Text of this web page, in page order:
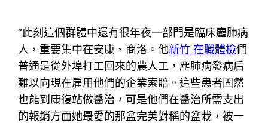
“此刻這個群體中還有很年夜一部門是臨床塵肺病
人，重要集中在安康、商洛。他新竹 在職體檢們
普通是從外埠打工回來的農人工，塵肺病發病后
難以向現在雇用他們的企業索賠。這些患者固然
也能到康復站做醫治，可是他們在醫治所需支出
的報銷方面她最愛的那盆完美對稱的盆栽，被一